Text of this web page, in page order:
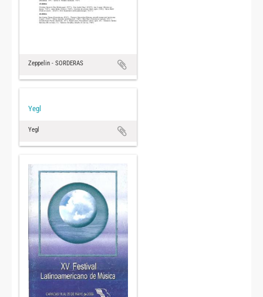
Zeppelin - SORDERAS
Yegl
Yegl